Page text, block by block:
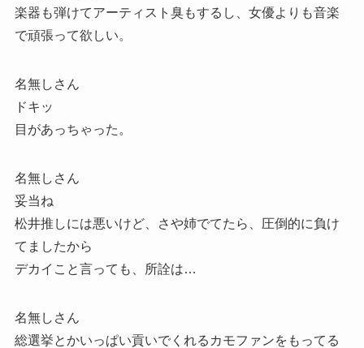
楽器も弾けてアーティスト臭もするし、女優よりも音楽
で頑張って欲しい。
名無しさん
ドキッ
目があっちゃった。
名無しさん
妥当ね
松井推しには悪いけど、さや姉でてたら、圧倒的に負け
てましたから
デカイこと言っても、所詮は…
名無しさん
総選挙とかいっぱい貢いでくれるカモファンをもってる